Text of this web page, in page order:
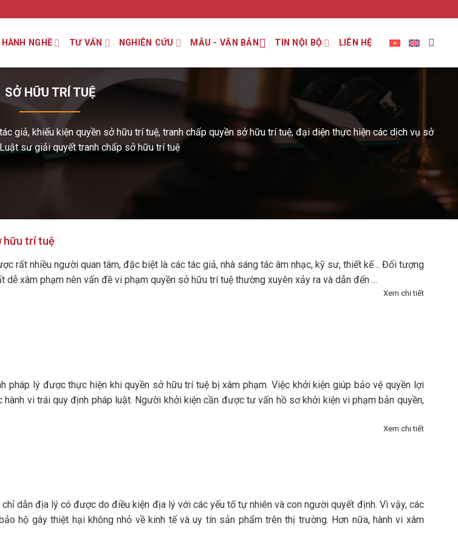
NGHỀ TƯ VẤN NGHIÊN CỨU MẪU - VĂN BẢN TIN NỘI BỘ LIÊN HỆ
SỞ HỮU TRÍ TUỆ
giả, khiếu kiện quyền sở hữu trí tuệ, tranh chấp quyền sở hữu trí tuệ, đại diện thực hiện các dịch vụ sở
sư giải quyết tranh chấp sở hữu trí tuệ
hữu trí tuệ
rất nhiều người quan tâm, đặc biệt là các tác giả, nhà sáng tác âm nhạc, kỹ sư, thiết kế… Đối tượng
dễ xâm phạm nên vấn đề vi phạm quyền sở hữu trí tuệ thường xuyên xảy ra và dẫn đến ...
Xem chi tiết
pháp lý được thực hiện khi quyền sở hữu trí tuệ bị xâm phạm. Việc khởi kiện giúp bảo vệ quyền lợi
vi trái quy định pháp luật. Người khởi kiện cần được tư vấn hồ sơ khởi kiện vi phạm bản quyền,
Xem chi tiết
dẫn địa lý có được do điều kiện địa lý với các yếu tố tự nhiên và con người quyết định. Vì vậy, các
hộ gây thiệt hại không nhỏ về kinh tế và uy tín sản phẩm trên thị trường. Hơn nữa, hành vi xâm